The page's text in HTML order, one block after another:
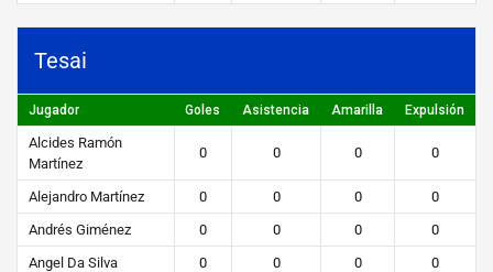
Tesai
Jugador Goles Asistencia Amarilla Expulsión
Alcides Ramón
Martínez
0 0 0 0
Alejandro Martínez 0 0 0
0
Andrés Giménez
0 0 0
0
Angel Da Silva
0 0 0
0